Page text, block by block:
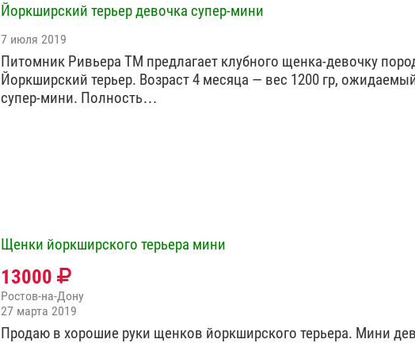
Йоркширский терьер девочка супер-мини
7 июля 2019
Питомник Ривьера ТМ предлагает клубного щенка-девочку
Йоркширский терьер. Возраст 4 месяца — вес 1200 гр,
супер-мини. Полность…
Щенки йоркширского терьера мини
13000
Ростов-на-Дону
27 марта 2019
Продаю в хорошие руки щенков йоркширского терьера. Мини